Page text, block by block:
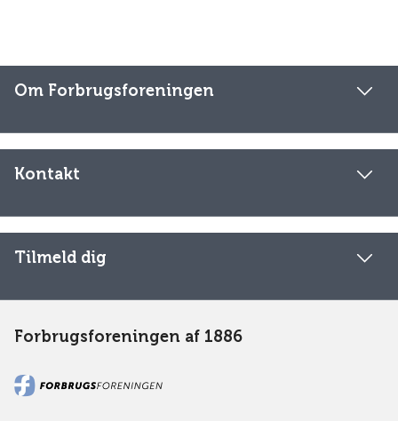
Om Forbrugsforeningen
Kontakt
Tilmeld dig
Forbrugsforeningen af 1886